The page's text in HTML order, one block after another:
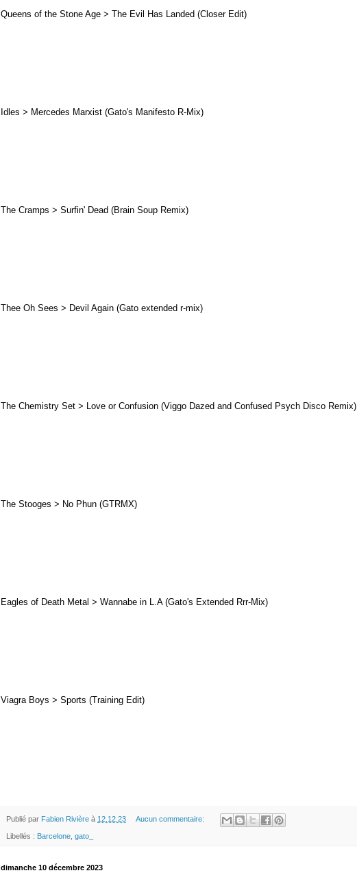
Queens of the Stone Age > The Evil Has Landed (Closer Edit)
Idles > Mercedes Marxist (Gato's Manifesto R​-​Mix)
The Cramps > Surfin' Dead (Brain Soup Remix)
Thee Oh Sees > Devil Again (Gato extended r​-​mix)
The Chemistry Set > Love or Confusion (Viggo Dazed and Confused Psych Disco Remix)
The Stooges > No Phun (GTRMX)
Eagles of Death Metal > Wannabe in L​.​A (Gato's Extended Rrr​-​Mix)
Viagra Boys > Sports (Training Edit)
Publié par Fabien Rivière à 12.12.23 Aucun commentaire:
Libellés : Barcelone gato_
dimanche 10 décembre 2023